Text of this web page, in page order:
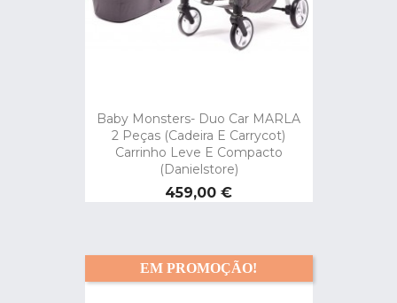
Baby Monsters- Duo Car MARLA
2 Peças (Cadeira E Carrycot)
Carrinho Leve E Compacto
(danielstore)
Preço
459,00 €
EM PROMOÇÃO!